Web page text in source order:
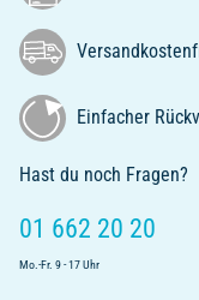
Einfacher
Hast du noch Fragen?
01 662 20 20
Mo.-Fr. 9 - 17 Uhr